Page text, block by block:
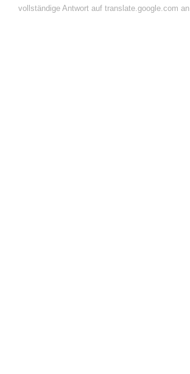
vollständige Antwort auf translate.google.com an